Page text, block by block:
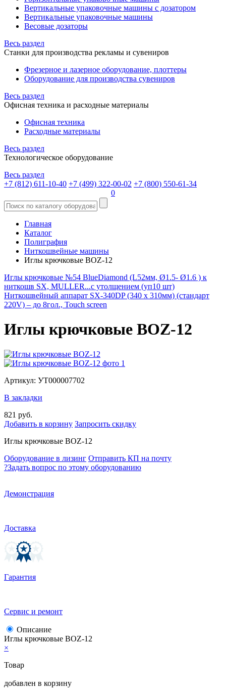
Вертикальные упаковочные машины с дозатором
Вертикальные упаковочные машины
Весовые дозаторы
Весь раздел
Станки для производства рекламы и сувениров
Фрезерное и лазерное оборудование, плоттеры
Оборудование для производства сувениров
Весь раздел
Офисная техника и расходные материалы
Офисная техника
Расходные материалы
Весь раздел
Технологическое оборудование
Весь раздел
+7 (812) 611-10-40 +7 (499) 322-00-02 +7 (800) 550-61-34
0
Главная
Каталог
Полиграфия
Ниткошвейные машины
Иглы крючковые BOZ-12
Иглы крючковые №54 BlueDiamond (L52мм, Ø1.5- Ø1.6 ) к
ниткошв SX, MULLER...с утолщением (уп10 шт)
Ниткошвейный аппарат SX-340DP (340 x 310мм) (стандарт
220V) – до 8гол., Touch screen
Иглы крючковые BOZ-12
Артикул: УТ000007702
В закладки
821 руб.
Добавить в корзину Запросить скидку
Иглы крючковые BOZ-12
Оборудование в лизинг Отправить КП на почту
?Задать вопрос по этому оборудованию
Демонстрация
Доставка
Гарантия
Сервис и ремонт
Описание
Иглы крючковые BOZ-12
×
Товар
добавлен в корзину